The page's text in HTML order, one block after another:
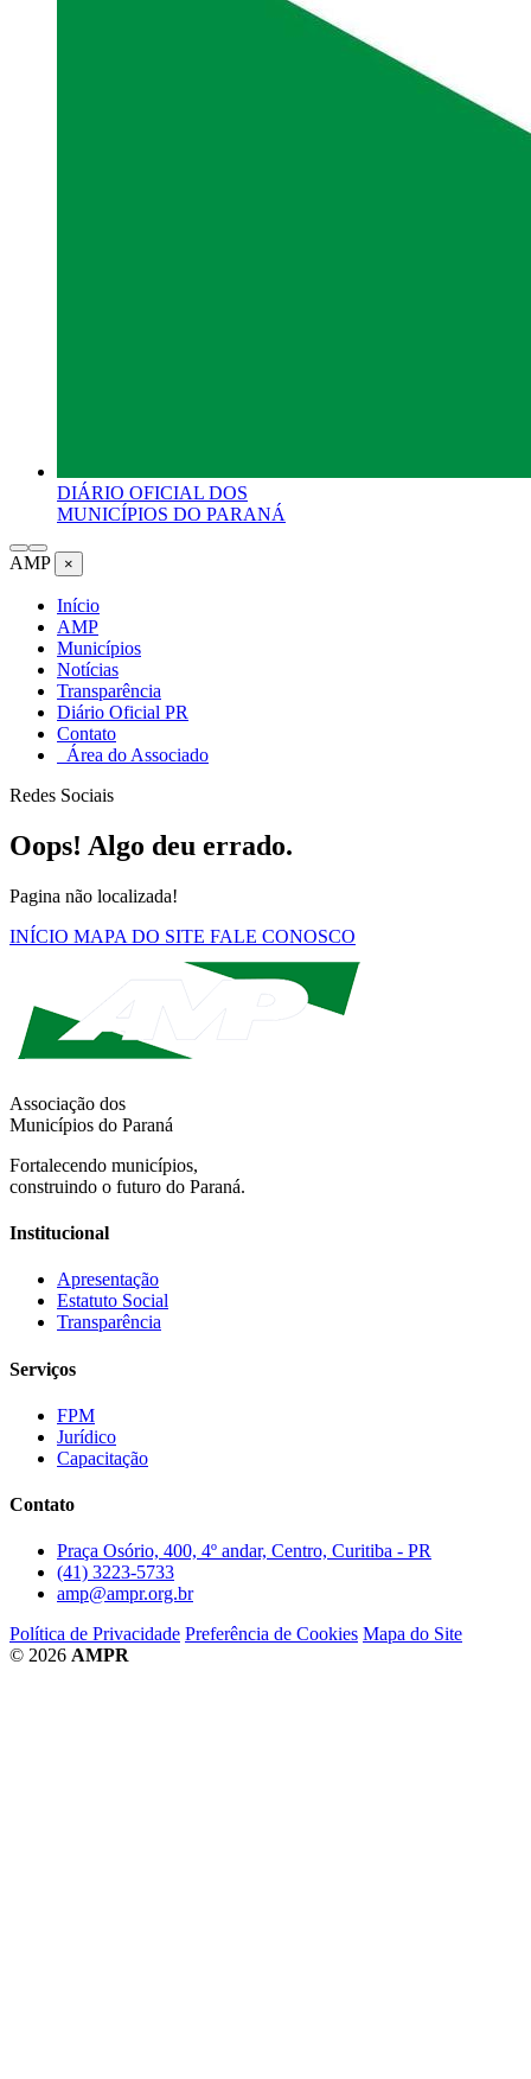
DIÁRIO OFICIAL DOS
MUNICÍPIOS DO PARANÁ
AMP ×
Início
AMP
Municípios
Notícias
Transparência
Diário Oficial PR
Contato
Área do Associado
Redes Sociais
Oops! Algo deu errado.
Pagina não localizada!
INÍCIO MAPA DO SITE FALE CONOSCO
Associação dos
Municípios do Paraná
Fortalecendo municípios,
construindo o futuro do Paraná.
Institucional
Apresentação
Estatuto Social
Transparência
Serviços
FPM
Jurídico
Capacitação
Contato
Praça Osório, 400, 4º andar, Centro, Curitiba - PR
(41) 3223-5733
amp@ampr.org.br
Política de Privacidade Preferência de Cookies Mapa do Site
© 2026 AMPR